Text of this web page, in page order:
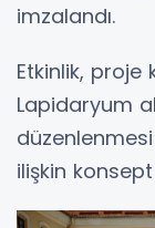
imzalandı.
Etkinlik, proje
Lapidaryum
ilişkin konsept